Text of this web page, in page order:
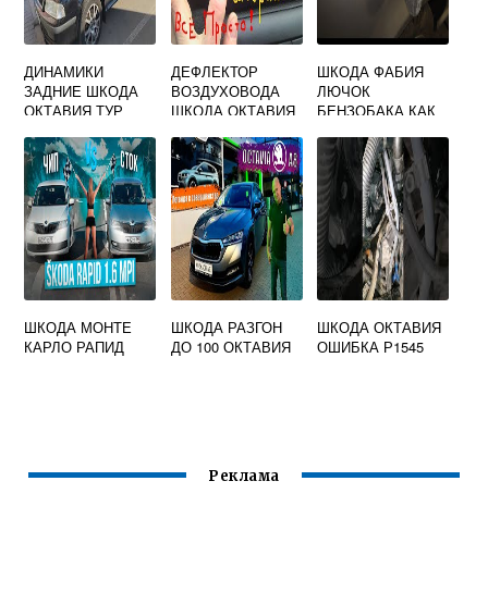
ДИНАМИКИ
ЗАДНИЕ ШКОДА
ОКТАВИЯ ТУР
ДЕФЛЕКТОР
ВОЗДУХОВОДА
ШКОДА ОКТАВИЯ
ШКОДА ФАБИЯ
ЛЮЧОК
БЕНЗОБАКА КАК
ШКОДА МОНТЕ
КАРЛО РАПИД
ШКОДА РАЗГОН
ДО 100 ОКТАВИЯ
ШКОДА ОКТАВИЯ
ОШИБКА Р1545
Реклама